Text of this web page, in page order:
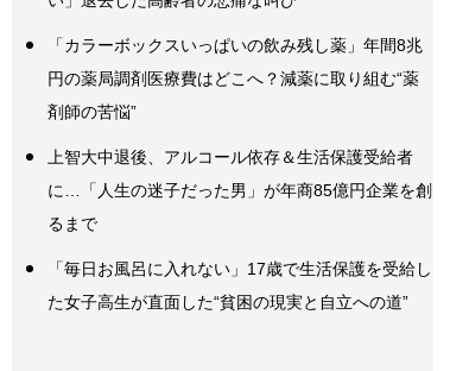
「カラーボックスいっぱいの飲み残し薬」年間8兆
円の薬局調剤医療費はどこへ？減薬に取り組む“薬
剤師の苦悩”
上智大中退後、アルコール依存＆生活保護受給者
に…「人生の迷子だった男」が年商85億円企業を創
るまで
「毎日お風呂に入れない」17歳で生活保護を受給し
た女子高生が直面した“貧困の現実と自立への道”